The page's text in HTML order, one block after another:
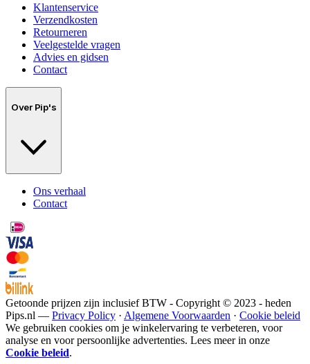
Klantenservice
Verzendkosten
Retourneren
Veelgestelde vragen
Advies en gidsen
Contact
Over Pip's
Ons verhaal
Contact
Getoonde prijzen zijn inclusief BTW - Copyright © 2023 - heden
Pips.nl — Privacy Policy · Algemene Voorwaarden · Cookie beleid
We gebruiken cookies om je winkelervaring te verbeteren, voor
analyse en voor persoonlijke advertenties. Lees meer in onze
Cookie beleid.